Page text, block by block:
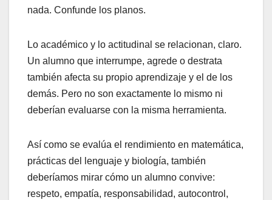
nada. Confunde los planos.
Lo académico y lo actitudinal se relacionan, claro.
Un alumno que interrumpe, agrede o destrata
también afecta su propio aprendizaje y el de los
demás. Pero no son exactamente lo mismo ni
deberían evaluarse con la misma herramienta.
Así como se evalúa el rendimiento en matemática,
prácticas del lenguaje y biología, también
deberíamos mirar cómo un alumno convive:
respeto, empatía, responsabilidad, autocontrol,